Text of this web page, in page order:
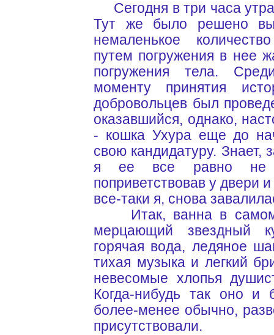
Сегодня в три часа
Тут же было решено
немаленькое
путем погружения в нее
погружения тела.
моменту принятия
добровольцев был
оказавшийся, однако,
- кошка Ухура еще до
свою кандидатуру. Знает,
я ее все равно не
поприветствовав у двери
все-таки я, снова
Итак, ванна в самом
мерцающий звездный
горячая вода, ледяное
тихая музыка и легкий
невесомые хлопья
Когда-нибудь так оно и
более-менее обычно,
присутствовали.